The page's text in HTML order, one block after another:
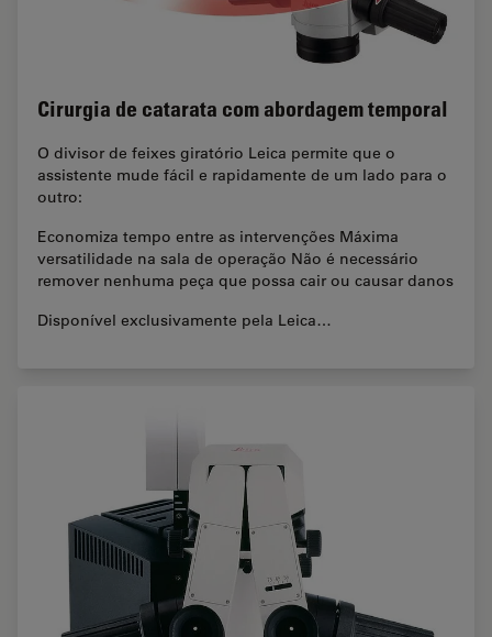
Cirurgia de catarata com abordagem temporal
O divisor de feixes giratório Leica permite que o
assistente mude fácil e rapidamente de um lado para o
outro:
Economiza tempo entre as intervenções Máxima
versatilidade na sala de operação Não é necessário
remover nenhuma peça que possa cair ou causar danos
Disponível exclusivamente pela Leica…